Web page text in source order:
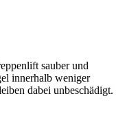
sauber und
innerhalb weniger
dabei unbeschädigt.